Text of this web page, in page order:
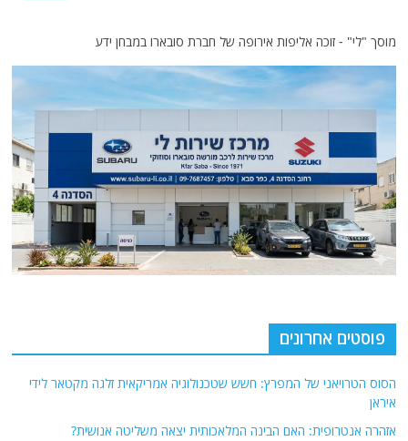
מוסך "לי" - זוכה אליפות אירופה של חברת סובארו במבחן ידע
פוסטים אחרונים
הסוס הטרויאני של המפרץ: חשש שטכנולוגיה אמריקאית זלגה מקטאר לידי
איראן
אזהרה אנטרופית: האם הבינה המלאכותית יצאה משליטה אנושית?